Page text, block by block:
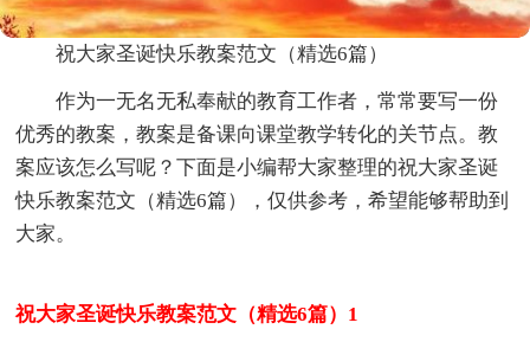
祝大家圣诞快乐教案范文（精选6篇）
作为一无名无私奉献的教育工作者，常常要写一份
优秀的教案，教案是备课向课堂教学转化的关节点。教
案应该怎么写呢？下面是小编帮大家整理的祝大家圣诞
快乐教案范文（精选6篇），仅供参考，希望能够帮助到
大家。
祝大家圣诞快乐教案范文（精选6篇）1